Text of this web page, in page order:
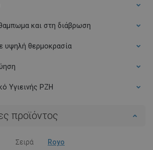
και στη διάβρωση
υψηλή θερμοκρασία
Υγιεινής PZH
προϊόντος
Σειρά Royo